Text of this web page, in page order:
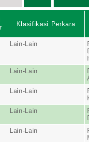
Klasifikasi Perkara
Lain-Lain
Lain-Lain
Lain-Lain
Lain-Lain
Lain-Lain